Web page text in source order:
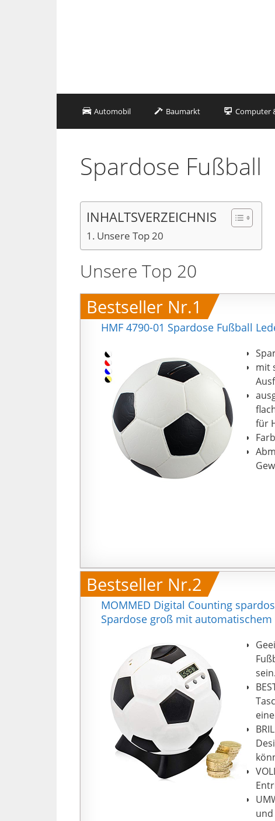
Automobil Baumarkt Computer
Spardose Fußball
INHALTSVERZEICHNIS
Unsere Top 20
Unsere Top 20
Bestseller Nr.1
HMF 4790-01 Spardose Fußball
mit
für
Bestseller Nr.2
MOMMED Digital Counting
Spardose groß mit automatischem
sein.